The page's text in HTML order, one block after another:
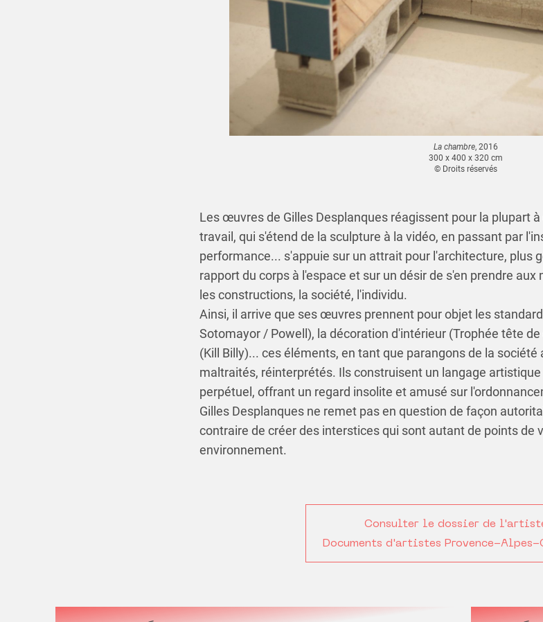
La chambre, 2016
300 x 400 x 320 cm
© Droits réservés
Les œuvres de Gilles Desplanques réagissent pour la plupart
travail, qui s'étend de la sculpture à la vidéo, en passant par
performance... s'appuie sur un attrait pour l'architecture, plus
rapport du corps à l'espace et sur un désir de s'en prendre
les constructions, la société, l'individu.
Ainsi, il arrive que ses œuvres prennent pour objet les
Sotomayor / Powell), la décoration d'intérieur (Trophée tête
(Kill Billy)... ces éléments, en tant que parangons de la
maltraités, réinterprétés. Ils construisent un langage
perpétuel, offrant un regard insolite et amusé sur
Gilles Desplanques ne remet pas en question de façon
contraire de créer des interstices qui sont autant de points de
environnement.
Consulter le dossier de
Documents d'artistes Provence-